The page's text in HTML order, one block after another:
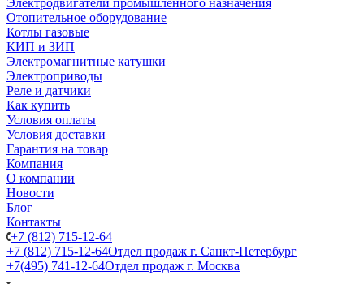
Электродвигатели промышленного назначения
Отопительное оборудование
Котлы газовые
КИП и ЗИП
Электромагнитные катушки
Электроприводы
Реле и датчики
Как купить
Условия оплаты
Условия доставки
Гарантия на товар
Компания
О компании
Новости
Блог
Контакты
+7 (812) 715-12-64
+7 (812) 715-12-64Отдел продаж г. Санкт-Петербург
+7(495) 741-12-64Отдел продаж г. Москва